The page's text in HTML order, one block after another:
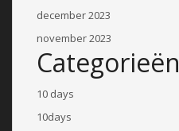
december 2023
november 2023
Categorieën
10 days
10days